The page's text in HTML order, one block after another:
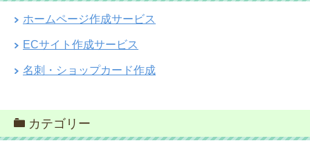
ホームページ作成サービス
ECサイト作成サービス
名刺・ショップカード作成
カテゴリー